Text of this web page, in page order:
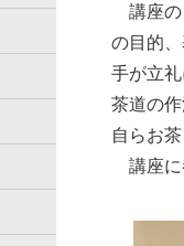
講座の
の目的
手が立
茶道の
自らお
講座に